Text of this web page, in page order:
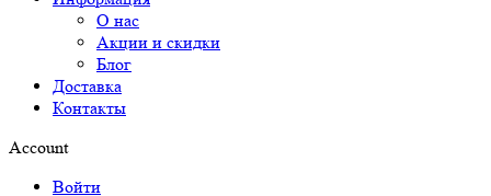
О нас
Акции и скидки
Блог
Доставка
Контакты
Account
Войти